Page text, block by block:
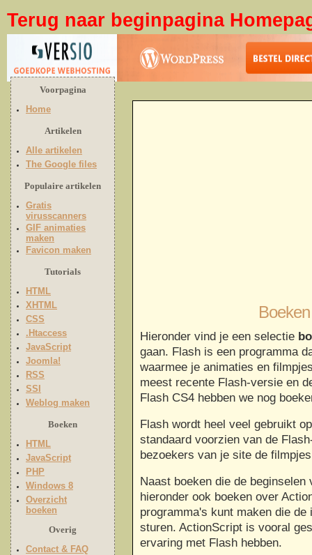
Terug naar beginpagina
Hieronder vind je een selectie
gaan. Flash is een programma
waarmee je animaties en
meest recente Flash-versie en
Flash CS4 hebben we nog
Flash wordt heel veel gebruikt
standaard voorzien van de
bezoekers van je site de
Naast boeken die de
hieronder ook boeken over
programma's kunt maken die
sturen. ActionScript is vooral
ervaring met Flash hebben.
Voorpagina
Home
Artikelen
Alle artikelen
The Google files
Populaire artikelen
Gratis
virusscanners
GIF animaties
maken
Favicon maken
Tutorials
HTML
XHTML
CSS
.Htaccess
JavaScript
Joomla!
RSS
SSI
Weblog maken
Boeken
HTML
JavaScript
PHP
Windows 8
Overzicht
boeken
Overig
Contact & FAQ